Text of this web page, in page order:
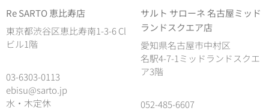
Re SARTO 恵比寿店
東京都渋谷区恵比寿南1-3-6 Cl
ビル1階
03-6303-0113
ebisu@sarto.jp
水・木定休
サルト サローネ 名古屋ミッド
ランドスクエア店
愛知県名古屋市中村区
名駅4-7-1ミッドランドスクエ
ア3階
052-485-6607